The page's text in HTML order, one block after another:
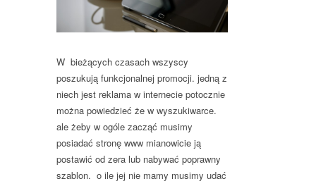
W bieżących czasach wszyscy
poszukują funkcjonalnej promocji. jedną z
niech jest reklama w internecie potocznie
można powiedzieć że w wyszukiwarce.
ale żeby w ogóle zacząć musimy
posiadać stronę www mianowicie ją
postawić od zera lub nabywać poprawny
szablon. o ile jej nie mamy musimy udać